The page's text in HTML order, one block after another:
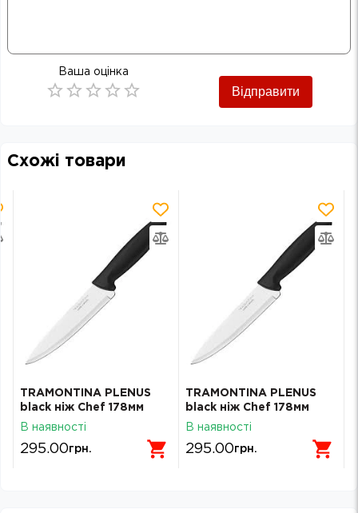
Ваша оцінка
Відправити
Схожі товари
TRAMONTINA PLENUS
black ніж Chef 178мм
інд.блістер (23426/107)
В наявності
295.00грн.
TRAMONTINA PLENUS
black ніж Chef 178мм
інд.блістер (23426/107)
В наявності
295.00грн.